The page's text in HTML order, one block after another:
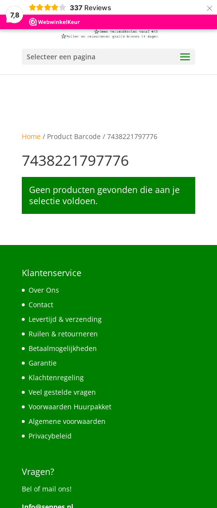
7,8
337 Reviews ×
Selecteer een pagina
Home/ Product Barcode / 7438221797776
7438221797776
Geen producten gevonden die aan je
selectie voldoen.
Klantenservice
Over Ons
Contact
Levertijd & verzending
Ruilen & retourneren
Betaalmogelijkheden
Garantie
Klachtenregeling
Veel gestelde vragen
Voorwaarden Huurpakket
Algemene voorwaarden
Privacybeleid
Vragen?
Bel of mail ons!